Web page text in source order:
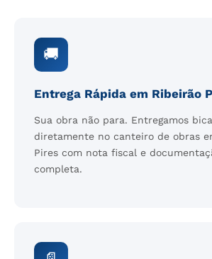
🚚
Entrega Rápida em Ribeirão
Sua obra não para. Entregamos
diretamente no canteiro de obras
Pires com nota fiscal e
completa.